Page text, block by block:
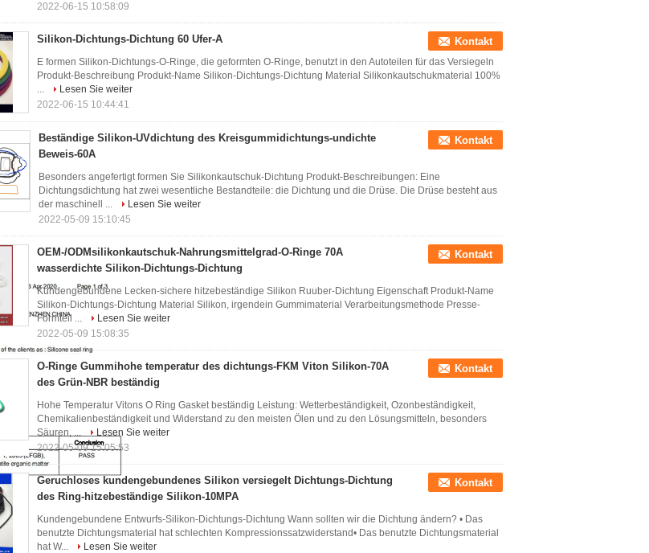
2022-06-15 10:58:09
Silikon-Dichtungs-Dichtung 60 Ufer-A Kontakt
E formen Silikon-Dichtungs-O-Ringe, die geformten O-Ringe, benutzt in den Autoteilen für das Versiegeln
Produkt-Beschreibung Produkt-Name Silikon-Dichtungs-Dichtung Material Silikonkautschukmaterial 100%
...
Lesen Sie weiter
2022-06-15 10:44:41
Beständige Silikon-UVdichtung des Kreisgummidichtungs-undichte
Beweis-60A
Kontakt
Besonders angefertigt formen Sie Silikonkautschuk-Dichtung Produkt-Beschreibungen: Eine
Dichtungsdichtung hat zwei wesentliche Bestandteile: die Dichtung und die Drüse. Die Drüse besteht aus
der maschinell ...
Lesen Sie weiter
2022-05-09 15:10:45
OEM-/ODMsilikonkautschuk-Nahrungsmittelgrad-O-Ringe 70A
wasserdichte Silikon-Dichtungs-Dichtung
Kontakt
Kundengebundene Lecken-sichere hitzebeständige Silikon Ruuber-Dichtung Eigenschaft Produkt-Name
Silikon-Dichtungs-Dichtung Material Silikon, irgendein Gummimaterial Verarbeitungsmethode Presse-
Formteil ...
Lesen Sie weiter
2022-05-09 15:08:35
O-Ringe Gummihohe temperatur des dichtungs-FKM Viton Silikon-70A
des Grün-NBR beständig
Kontakt
Hohe Temperatur Vitons O Ring Gasket beständig Leistung: Wetterbeständigkeit, Ozonbeständigkeit,
Chemikalienbeständigkeit und Widerstand zu den meisten Ölen und zu den Lösungsmitteln, besonders
Säuren, ...
Lesen Sie weiter
2022-05-09 15:05:53
Geruchloses kundengebundenes Silikon versiegelt Dichtungs-Dichtung
des Ring-hitzebeständige Silikon-10MPA
Kontakt
Kundengebundene Entwurfs-Silikon-Dichtungs-Dichtung Wann sollten wir die Dichtung ändern? • Das
benutzte Dichtungsmaterial hat schlechten Kompressionssatzwiderstand• Das benutzte Dichtungsmaterial
hat W...
Lesen Sie weiter